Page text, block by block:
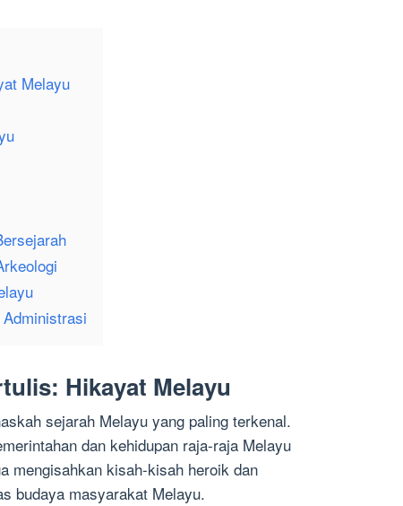
Melayu
Hikayat Melayu
sejarah Melayu yang paling terkenal.
dan kehidupan raja-raja Melayu
mengisahkan kisah-kisah heroik dan
budaya masyarakat Melayu.